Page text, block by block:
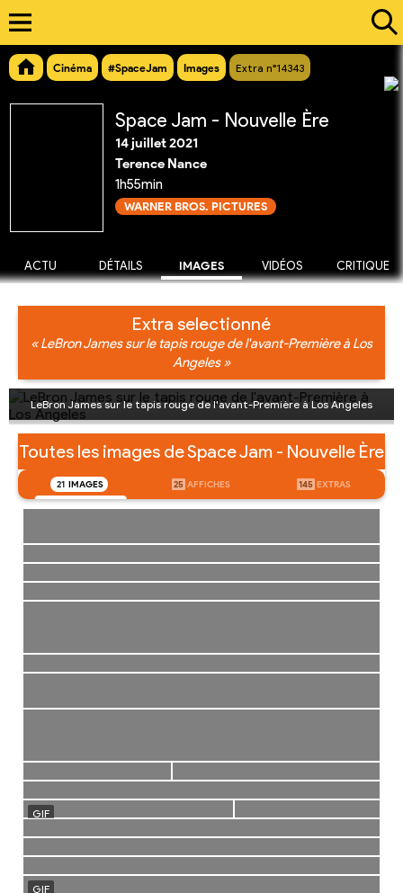
Cinéma #SpaceJam Images Extra n°14343
Space Jam - Nouvelle Ère
14 juillet 2021
Terence Nance
1h55min
WARNER BROS. PICTURES
ACTU DÉTAILS IMAGES VIDÉOS CRITIQUE
Extra selectionné
« LeBron James sur le tapis rouge de l'avant-Première à Los
Angeles »
LeBron James sur le tapis rouge de l'avant-Première à Los Angeles
Toutes les images de Space Jam - Nouvelle Ère
21 IMAGES 25 AFFICHES 145 EXTRAS